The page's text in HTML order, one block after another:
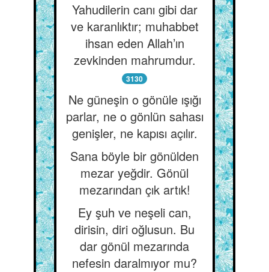
Yahudilerin canı gibi dar
ve karanlıktır; muhabbet
ihsan eden Allah’ın
zevkinden mahrumdur.
3130
Ne güneşin o gönüle ışığı
parlar, ne o gönlün sahası
genişler, ne kapısı açılır.
Sana böyle bir gönülden
mezar yeğdir. Gönül
mezarından çık artık!
Ey şuh ve neşeli can,
dirisin, diri oğlusun. Bu
dar gönül mezarında
nefesin daralmıyor mu?